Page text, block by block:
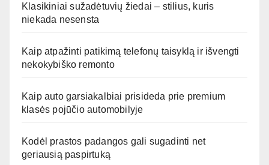
Klasikiniai sužadėtuvių žiedai – stilius, kuris
niekada nesensta
Kaip atpažinti patikimą telefonų taisyklą ir išvengti
nekokybiško remonto
Kaip auto garsiakalbiai prisideda prie premium
klasės pojūčio automobilyje
Kodėl prastos padangos gali sugadinti net
geriausią paspirtuką